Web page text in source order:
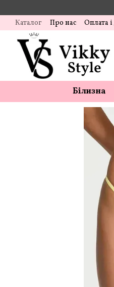
Каталог Про нас Оплата
Відгуки про магазин
Білизна